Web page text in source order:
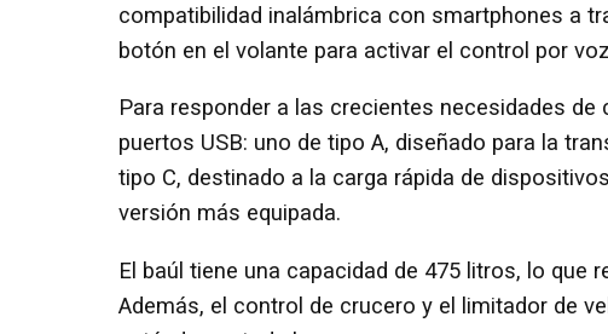
compatibilidad inalámbrica con smartphones a
botón en el volante para activar el control por
Para responder a las crecientes necesidades de
puertos USB: uno de tipo A, diseñado para la
tipo C, destinado a la carga rápida de
versión más equipada.
El baúl tiene una capacidad de 475 litros, lo que
Además, el control de crucero y el limitador de